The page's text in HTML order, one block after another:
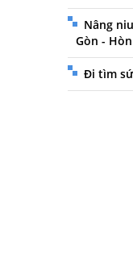
Nâng
Gòn -
Đi tìm